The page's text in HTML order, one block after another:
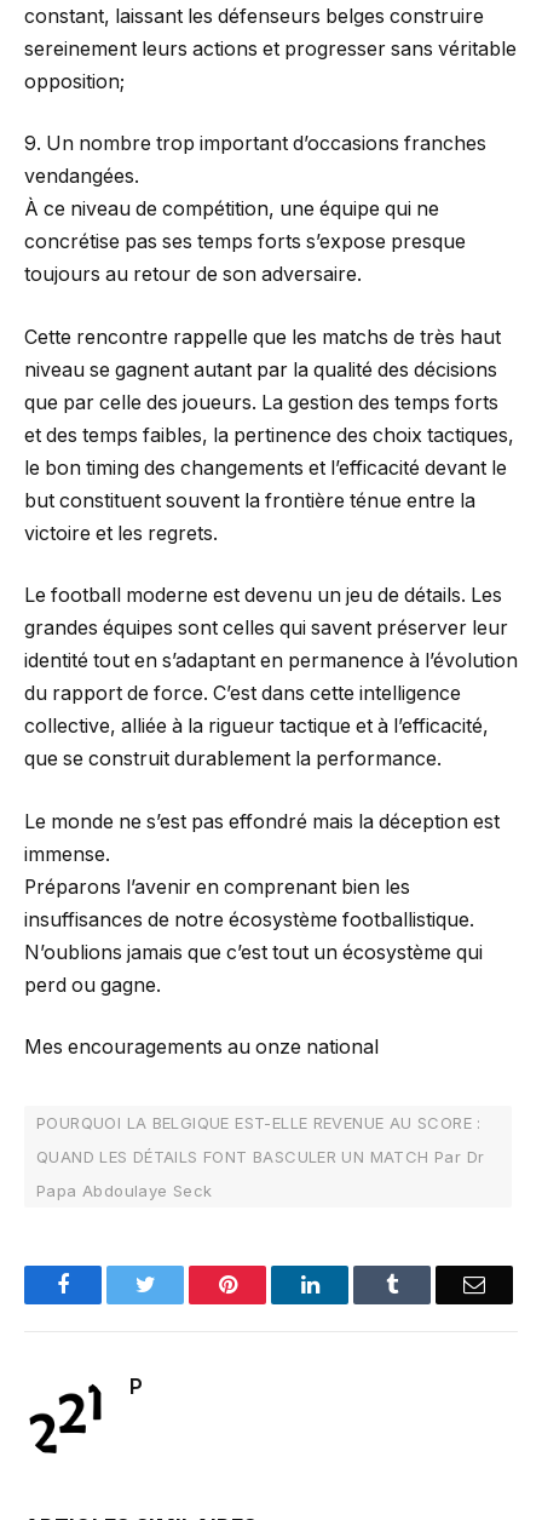
constant, laissant les défenseurs belges construire
sereinement leurs actions et progresser sans véritable
opposition;
9. Un nombre trop important d’occasions franches
vendangées.
À ce niveau de compétition, une équipe qui ne
concrétise pas ses temps forts s’expose presque
toujours au retour de son adversaire.
Cette rencontre rappelle que les matchs de très haut
niveau se gagnent autant par la qualité des décisions
que par celle des joueurs. La gestion des temps forts
et des temps faibles, la pertinence des choix tactiques,
le bon timing des changements et l’efficacité devant le
but constituent souvent la frontière ténue entre la
victoire et les regrets.
Le football moderne est devenu un jeu de détails. Les
grandes équipes sont celles qui savent préserver leur
identité tout en s’adaptant en permanence à l’évolution
du rapport de force. C’est dans cette intelligence
collective, alliée à la rigueur tactique et à l’efficacité,
que se construit durablement la performance.
Le monde ne s’est pas effondré mais la déception est
immense.
Préparons l’avenir en comprenant bien les
insuffisances de notre écosystème footballistique.
N’oublions jamais que c’est tout un écosystème qui
perd ou gagne.
Mes encouragements au onze national
POURQUOI LA BELGIQUE EST-ELLE REVENUE AU SCORE :
QUAND LES DÉTAILS FONT BASCULER UN MATCH Par Dr
Papa Abdoulaye Seck
FacebookTwitter Pinterest LinkedInTumblr Email
P